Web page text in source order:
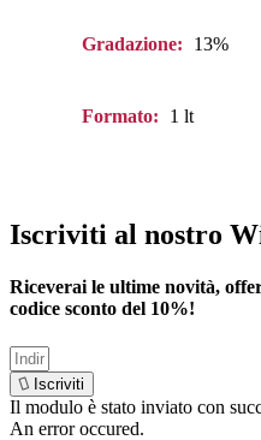
Gradazione: 13%
Formato: 1 lt
Iscriviti al nostro
Riceverai le ultime novità,
codice sconto del 10%!
Iscriviti
Il modulo è stato inviato con
An error occured.